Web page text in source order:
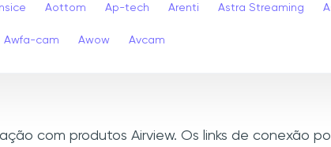
Aottom Ap-tech Arenti Astra Streaming
Awfa-cam Awow Avcam
com produtos Airview. Os links de conexão